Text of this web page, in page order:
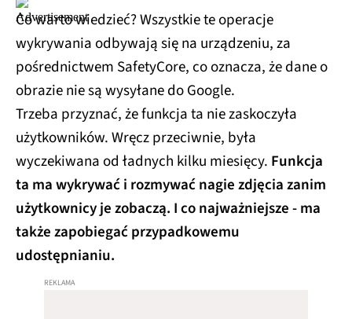
Co warto wiedzieć? Wszystkie te operacje
wykrywania odbywają się na urządzeniu, za
pośrednictwem SafetyCore, co oznacza, że dane o
obrazie nie są wysyłane do Google.
Trzeba przyznać, że funkcja ta nie zaskoczyła
użytkowników. Wręcz przeciwnie, była
wyczekiwana od ładnych kilku miesięcy. Funkcja
ta ma wykrywać i rozmywać nagie zdjęcia zanim
użytkownicy je zobaczą. I co najważniejsze - ma
także zapobiegać przypadkowemu
udostępnianiu.